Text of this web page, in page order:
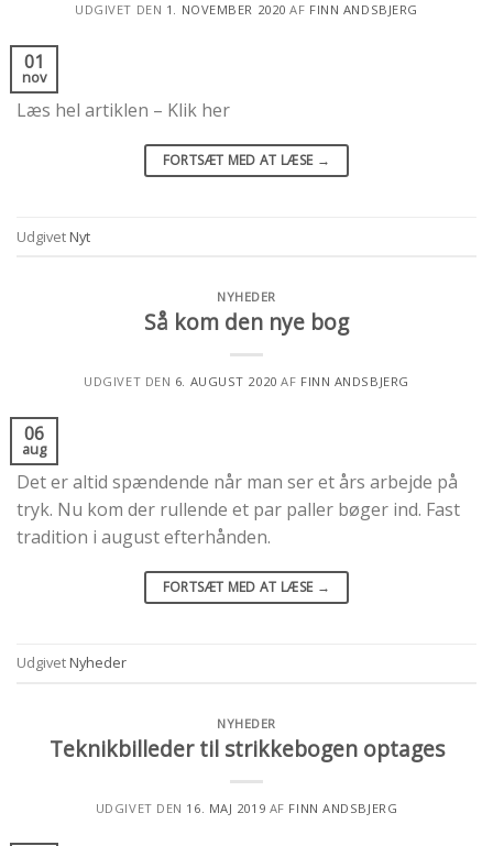
UDGIVET DEN 1. NOVEMBER 2020 AF FINN ANDSBJERG
01
nov
Læs hel artiklen – Klik her
FORTSÆT MED AT LÆSE →
Udgivet Nyt
NYHEDER
Så kom den nye bog
UDGIVET DEN 6. AUGUST 2020 AF FINN ANDSBJERG
06
aug
Det er altid spændende når man ser et års arbejde på
tryk. Nu kom der rullende et par paller bøger ind. Fast
tradition i august efterhånden.
FORTSÆT MED AT LÆSE →
Udgivet Nyheder
NYHEDER
Teknikbilleder til strikkebogen optages
UDGIVET DEN 16. MAJ 2019 AF FINN ANDSBJERG